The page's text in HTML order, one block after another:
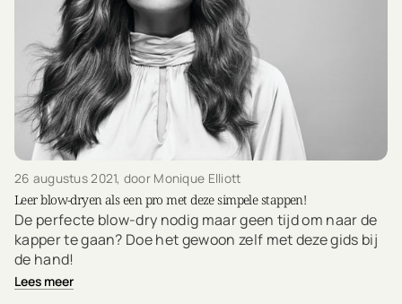
26 augustus 2021, door Monique Elliott
Leer blow-dryen als een pro met deze simpele stappen!
De perfecte blow-dry nodig maar geen tijd om naar de
kapper te gaan? Doe het gewoon zelf met deze gids bij
de hand!
Lees meer